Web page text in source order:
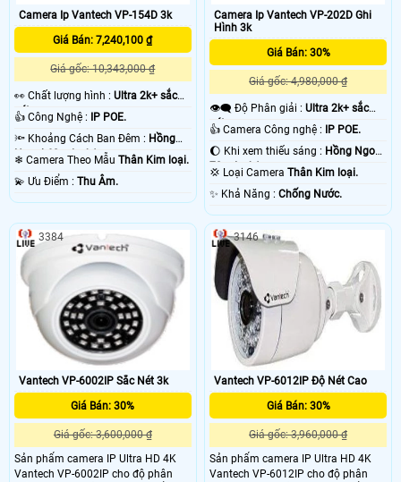
Camera Ip Vantech VP-154D 3k
Giá Bán: 7,240,100 ₫
Giá gốc: 10,343,000 ₫
️👀 Chất lượng hình : Ultra 2k+ sắc
nét .
👍 Công Nghệ : IP POE.
🔦 Khoảng Cách Ban Đêm : Hồng
Ngoại 60m Led Array.
❄ Camera Theo Mẫu Thân Kim loại.
️💫 Ưu Điểm : Thu Âm.
Camera Ip Vantech VP-202D Ghi
Hình 3k
Giá Bán: 30%
Giá gốc: 4,980,000 ₫
👁️‍🗨 Độ Phân giải :Ultra 2k+ sắc
nét .
👍 Camera Công nghệ : IP POE.
🌔 Khi xem thiếu sáng : Hồng Ngoại
70m Led Array.
💢 Loại CameraThân Kim loại.
️✨ Khả Năng :Chống Nước.
Vantech VP-6002IP Sắc Nét 3k
Giá Bán: 30%
Giá gốc: 3,600,000 ₫
Sản phẩm camera IP Ultra HD 4K
Vantech VP-6002IP cho độ phân
3384
Vantech VP-6012IP Độ Nét Cao
Giá Bán: 30%
Giá gốc: 3,960,000 ₫
Sản phẩm camera IP Ultra HD 4K
Vantech VP-6012IP cho độ phân
3146